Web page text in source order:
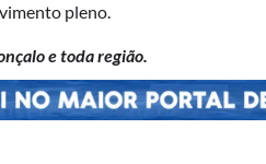
pleno.
e toda região.